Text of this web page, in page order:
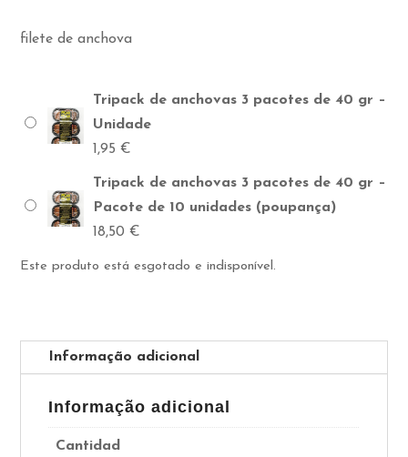
filete de anchova
Tripack de anchovas 3 pacotes de 40 gr –
Unidade
1,95€
Tripack de anchovas 3 pacotes de 40 gr –
Pacote de 10 unidades (poupança)
18,50€
Este produto está esgotado e indisponível.
Informação adicional
Informação adicional
Cantidad